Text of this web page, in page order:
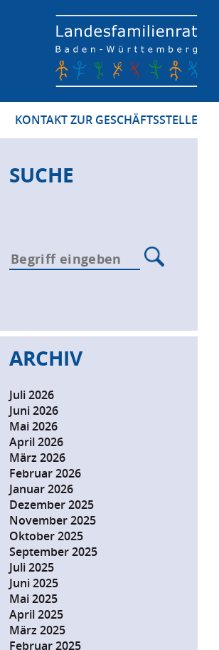
KONTAKT ZUR GESCHÄFTSSTELLE
SUCHE
ARCHIV
Juli 2026
Juni 2026
Mai 2026
April 2026
März 2026
Februar 2026
Januar 2026
Dezember 2025
November 2025
Oktober 2025
September 2025
Juli 2025
Juni 2025
Mai 2025
April 2025
März 2025
Februar 2025